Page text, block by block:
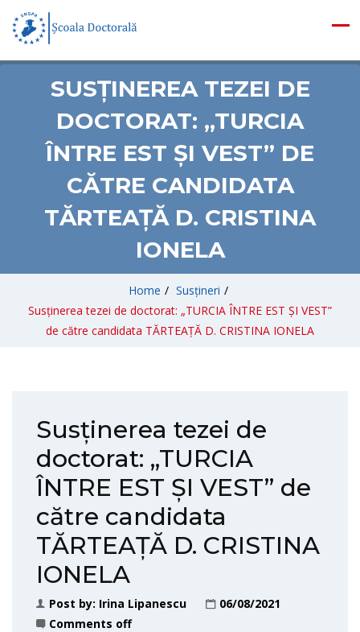
SUSȚINEREA TEZEI DE
DOCTORAT: „TURCIA
ÎNTRE EST ȘI VEST” DE
CĂTRE CANDIDATA
TĂRTEAȚĂ D. CRISTINA
IONELA
Home / Susțineri /
Susținerea tezei de doctorat: „TURCIA ÎNTRE EST ȘI VEST”
de către candidata TĂRTEAȚĂ D. CRISTINA IONELA
Susținerea tezei de
doctorat: „TURCIA
ÎNTRE EST ȘI VEST” de
către candidata
TĂRTEAȚĂ D. CRISTINA
IONELA
Post by: Irina Lipanescu
06/08/2021
Comments off